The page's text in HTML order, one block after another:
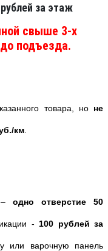
за этаж
свыше 3-х
подъезда.
товара, но не
км
–одно отверстие 50
- 100 рублей за
или варочную панель